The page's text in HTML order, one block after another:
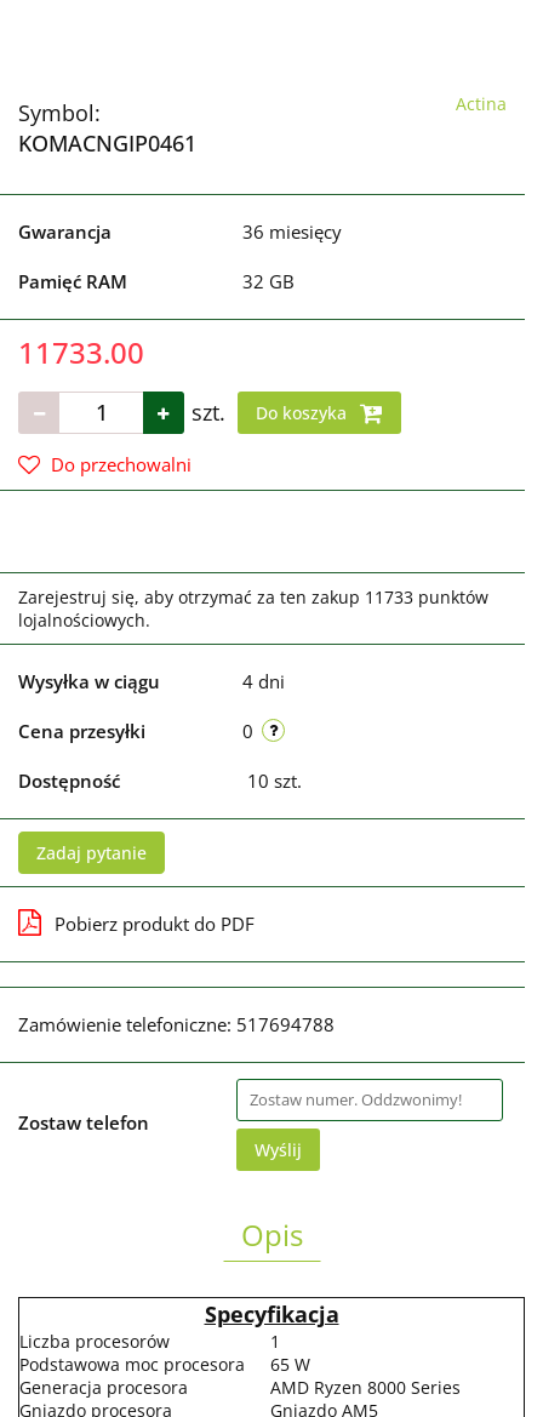
Symbol:
KOMACNGIP0461
Actina
Gwarancja 36 miesięcy
Pamięć RAM 32 GB
11733.00
szt. Do koszyka
Do przechowalni
Zarejestruj się, aby otrzymać za ten zakup 11733 punktów
lojalnościowych.
Wysyłka w ciągu 4 dni
Cena przesyłki 0
Dostępność 10 szt.
Zadaj pytanie
Pobierz produkt do PDF
Zamówienie telefoniczne: 517694788
Zostaw telefon
Wyślij
Opis
Specyfikacja
Liczba procesorów
1
Podstawowa moc procesora
65 W
Generacja procesora
AMD Ryzen 8000 Series
Gniazdo procesora
Gniazdo AM5